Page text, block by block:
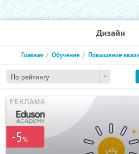
Дизайн
По рейтингу
Главная Обучение Повышение
-5%